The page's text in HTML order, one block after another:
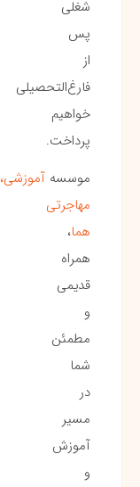
شغلی
پس
از
فارغ‌التحصیلی
خواهیم
پرداخت.
موسسه آموزشی،
مهاجرتی
هما،
همراه
قدیمی
و
مطمئن
شما
در
مسیر
آموزش
و